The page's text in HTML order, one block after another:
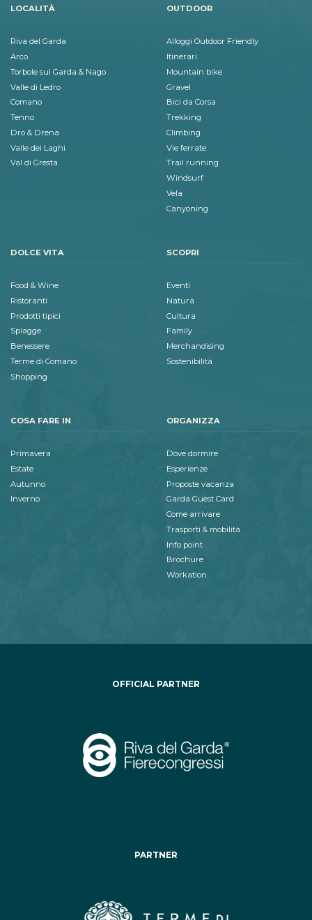
LOCALITÀ
Riva del Garda
Arco
Torbole sul Garda & Nago
Valle di Ledro
Comano
Tenno
Dro & Drena
Valle dei Laghi
Val di Gresta
OUTDOOR
Alloggi Outdoor Friendly
Itinerari
Mountain bike
Gravel
Bici da Corsa
Trekking
Climbing
Vie ferrate
Trail running
Windsurf
Vela
Canyoning
DOLCE VITA
Food & Wine
Ristoranti
Prodotti tipici
Spiagge
Benessere
Terme di Comano
Shopping
SCOPRI
Eventi
Natura
Cultura
Family
Merchandising
Sostenibilità
COSA FARE IN
Primavera
Estate
Autunno
Inverno
ORGANIZZA
Dove dormire
Esperienze
Proposte vacanza
Garda Guest Card
Come arrivare
Trasporti & mobilità
Info point
Brochure
Workation
OFFICIAL PARTNER
PARTNER